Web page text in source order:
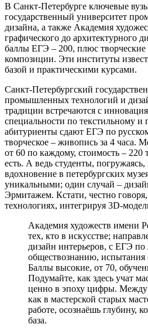
В Санкт-Петербурге ключевые
государственный университет
дизайна, а также Академия
графического до архитектурного
баллы ЕГЭ – 200, плюс
композиции. Эти институты
базой и практическими курсами.
Санкт-Петербургский
промышленных технологий и
традиции встречаются с
специальности по текстильному
абитуриенты сдают ЕГЭ по
творческое – живопись за 4 часа.
от 60 по каждому, стоимость – 220
есть. А ведь студенты, погружаясь,
вдохновение в петербургских
уникальными; один случай –
Эрмитажем. Кстати, честно говоря,
технологиях, интегрируя 3D-
Академия художеств имени
тех, кто в искусстве;
дизайн интерьеров, с ЕГЭ по
обществознанию, испытания
Баллы высокие, от 70,
Подумайте, как здесь учат
ценно в эпоху цифры. Между
как в мастерской старых
работе, осознаёшь глубину,
база.